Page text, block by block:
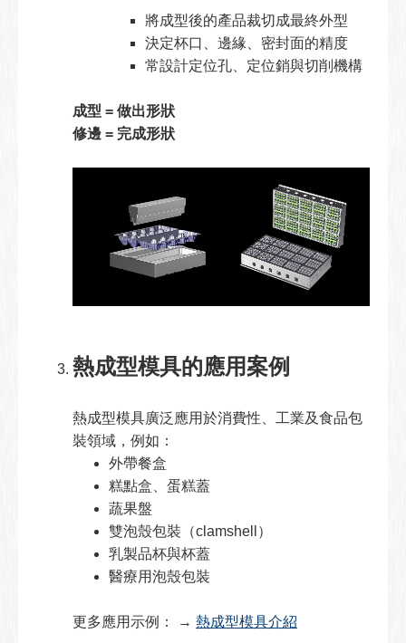
將成型後的產品裁切成最終外型
決定杯口、邊緣、密封面的精度
常設計定位孔、定位銷與切削機構
成型 = 做出形狀
修邊 = 完成形狀
熱成型模具的應用案例
熱成型模具廣泛應用於消費性、工業及食品包
裝領域，例如：
外帶餐盒
糕點盒、蛋糕蓋
蔬果盤
雙泡殼包裝（clamshell）
乳製品杯與杯蓋
醫療用泡殼包裝
更多應用示例： → 熱成型模具介紹